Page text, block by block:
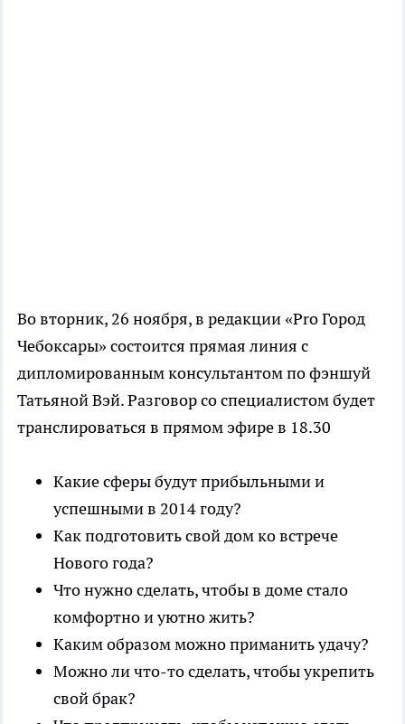
Во вторник, 26 ноября, в редакции «Pro Город
Чебоксары» состоится прямая линия с
дипломированным консультантом по фэншуй
Татьяной Вэй. Разговор со специалистом будет
транслироваться в прямом эфире в 18.30
Какие сферы будут прибыльными и
успешными в 2014 году?
Как подготовить свой дом ко встрече
Нового года?
Что нужно сделать, чтобы в доме стало
комфортно и уютно жить?
Каким образом можно приманить удачу?
Можно ли что-то сделать, чтобы укрепить
свой брак?